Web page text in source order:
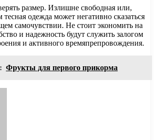
размер. Излишне свободная или,
одежда может негативно сказаться
самочувствии. Не стоит экономить на
и надежность будут служить залогом
и активного времяпрепровождения.
Фрукты для первого прикорма